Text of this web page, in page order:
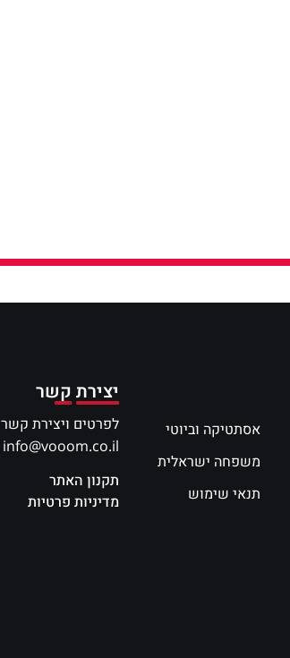
אסתטיקה וביוטי
משפחה ישראלית
תנאי שימוש
יצירת קשר
לפרטים ויצירת קשר
info@vooom.co.il
תקנון האתר
מדיניות פרטיות